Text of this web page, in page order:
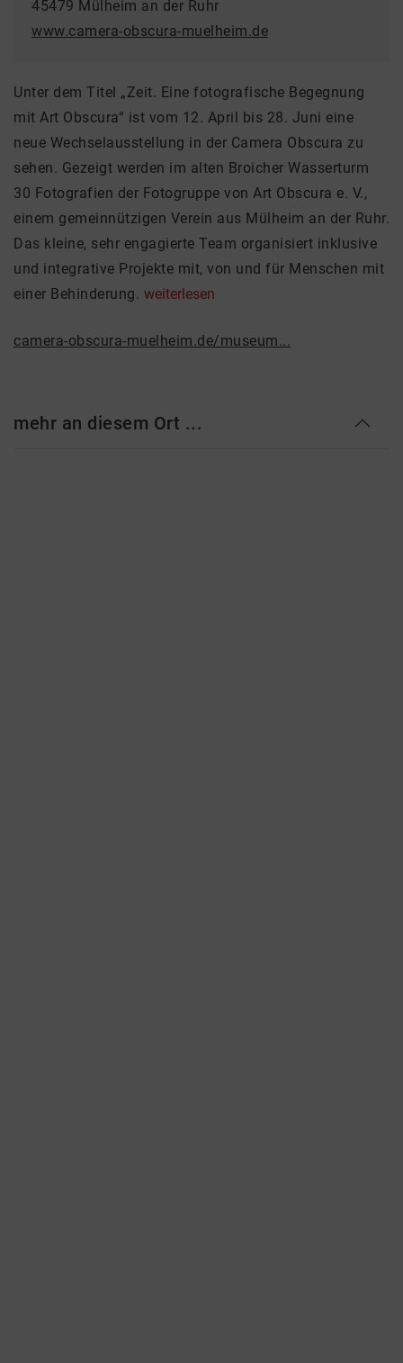
45479 Mülheim an der Ruhr
www.camera-obscura-muelheim.de
Unter dem Titel „Zeit. Eine fotografische Begegnung
mit Art Obscura“ ist vom 12. April bis 28. Juni eine
neue Wechselausstellung in der Camera Obscura zu
sehen. Gezeigt werden im alten Broicher Wasserturm
30 Fotografien der Fotogruppe von Art Obscura e. V.,
einem gemeinnützigen Verein aus Mülheim an der Ruhr.
Das kleine, sehr engagierte Team organisiert inklusive
und integrative Projekte mit, von und für Menschen mit
einer Behinderung. weiterlesen
camera-obscura-muelheim.de/museum...
mehr an diesem Ort ...